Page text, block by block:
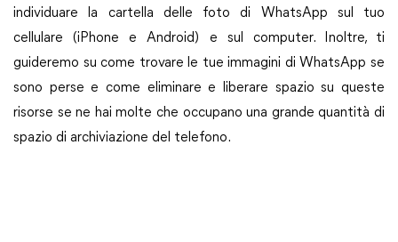
individuare la cartella delle foto di WhatsApp sul tuo
cellulare (iPhone e Android) e sul computer. Inoltre, ti
guideremo su come trovare le tue immagini di WhatsApp se
sono perse e come eliminare e liberare spazio su queste
risorse se ne hai molte che occupano una grande quantità di
spazio di archiviazione del telefono.